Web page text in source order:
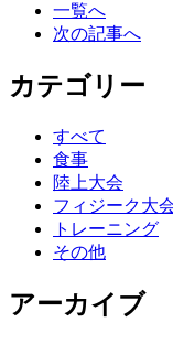
一覧へ
次の記事へ
カテゴリー
すべて
食事
陸上大会
フィジーク大
トレーニング
その他
アーカイブ